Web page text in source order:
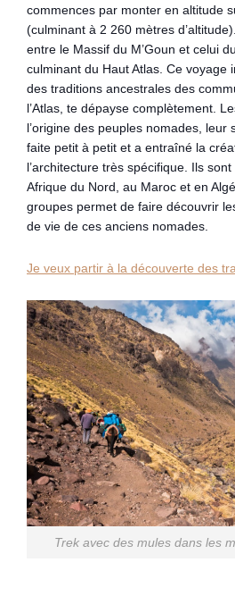
commences par monter en altitude
(culminant à 2 260 mètres
entre le Massif du M’Goun et celui
culminant du Haut Atlas. Ce voyage
des traditions ancestrales des
l’Atlas, te dépayse complètement.
l’origine des peuples nomades, leur
faite petit à petit et a entraîné la
l’architecture très spécifique. Ils
Afrique du Nord, au Maroc et en
groupes permet de faire découvrir
de vie de ces anciens nomades.
Je veux partir à la découverte des
Trek avec des mules dans les